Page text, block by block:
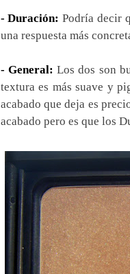
- Duración: Podría decir
una respuesta más
- General: Los dos son
textura es más suave y
acabado que deja es
acabado pero es que los